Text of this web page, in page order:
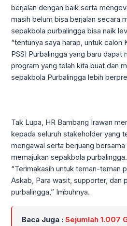
berjalan dengan baik serta
masih belum bisa berjalan secara
sepakbola purbalingga bisa naik
“tentunya saya harap, untuk calon
PSSI Purbalingga yang baru dapat
program yang telah kita buat dan
sepakbola Purbalingga lebih
Tak Lupa, HR Bambang Irawan
kepada seluruh stakeholder yang
mengawal serta berjuang bersama
memajukan sepakbola purbalingga.
“Terimakasih untuk teman-teman
Askab, Para wasit, supporter, dan
purbalingga,” Imbuhnya.
Baca Juga : Sejumlah 1.007